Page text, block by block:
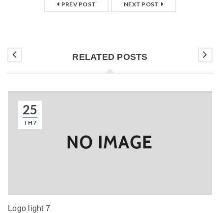
PREV POST NEXT POST
RELATED POSTS
25
TH7
Logo light 7